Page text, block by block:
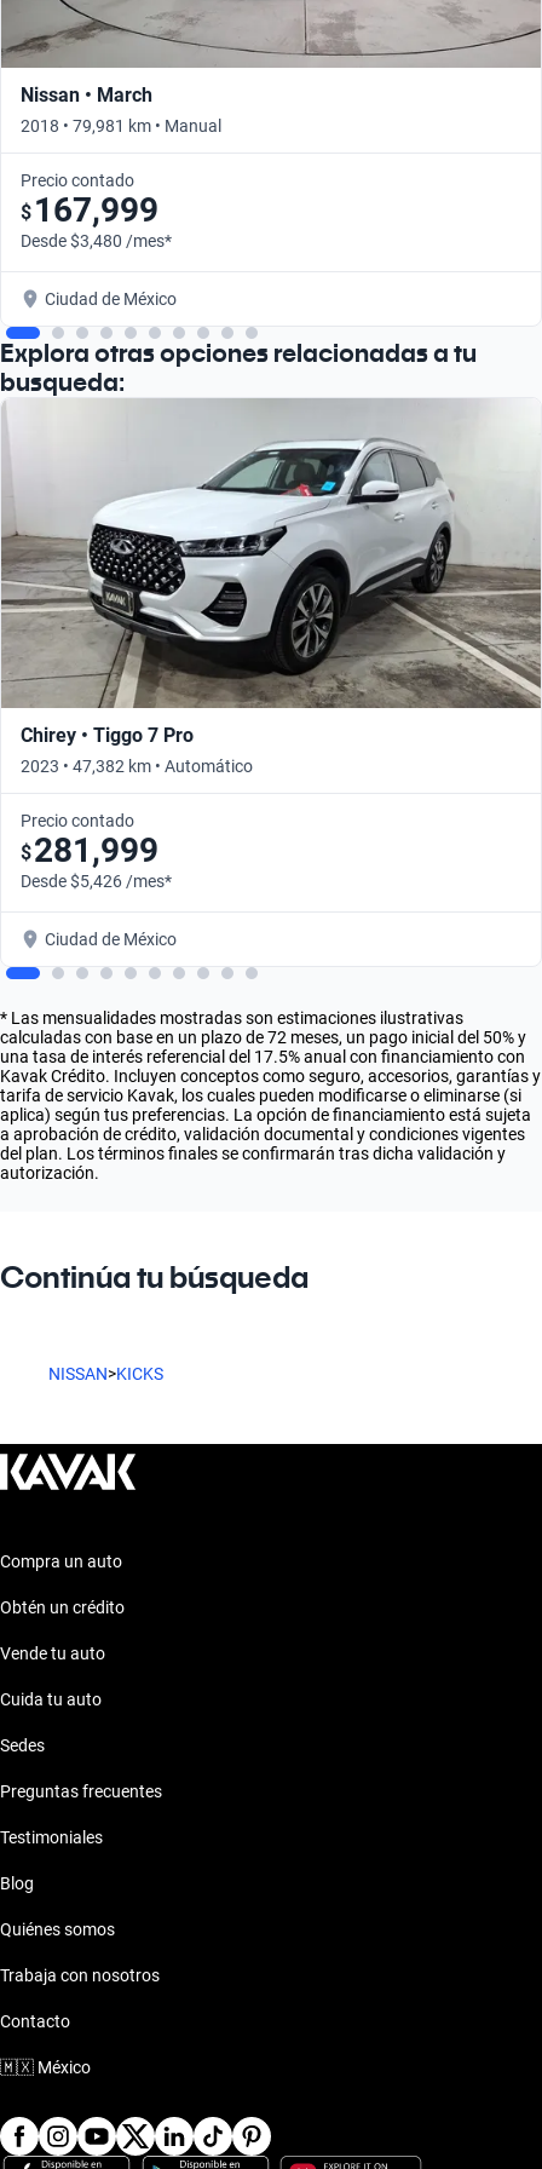
Nissan • March
2018 • 79,981 km • Manual
Precio contado
$ 167,999
Desde $3,480 /mes*
Ciudad de México
Explora otras opciones relacionadas a tu
busqueda:
Chirey • Tiggo 7 Pro
2023 • 47,382 km • Automático
Precio contado
$281,999
Desde $5,426 /mes*
Ciudad de México
* Las mensualidades mostradas son estimaciones ilustrativas
calculadas con base en un plazo de 72 meses, un pago inicial del 50% y
una tasa de interés referencial del 17.5% anual con financiamiento con
Kavak Crédito. Incluyen conceptos como seguro, accesorios, garantías y
tarifa de servicio Kavak, los cuales pueden modificarse o eliminarse (si
aplica) según tus preferencias. La opción de financiamiento está sujeta
a aprobación de crédito, validación documental y condiciones vigentes
del plan. Los términos finales se confirmarán tras dicha validación y
autorización.
Continúa tu búsqueda
NISSAN>KICKS
Compra un auto
Obtén un crédito
Vende tu auto
Cuida tu auto
Sedes
Preguntas frecuentes
Testimoniales
Blog
Quiénes somos
Trabaja con nosotros
Contacto
🇲🇽 México